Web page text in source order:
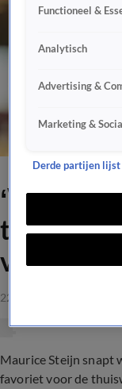
‘Wij zijn
team dat
verslaan’
22 sep 2023, 20:01
Maurice Steijn snapt
favoriet voor de
Functioneel &
Analytisch
Advertising &
Marketing &
Derde partijen lijst